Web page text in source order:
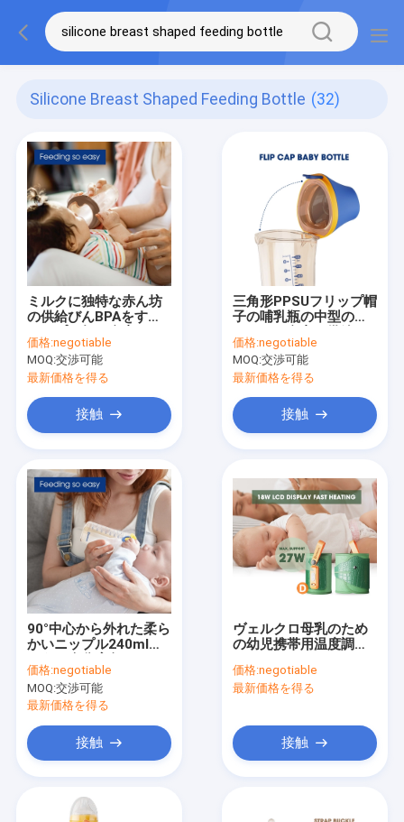
Silicone Breast Shaped Feeding Bottle (32)
ミルクに独特な赤ん坊
の供給びんBPAをする
150ml三角形の形
価格:negotiable
MOQ:交渉可能
最新価格を得る
接触
三角形PPSUフリップ帽
子の哺乳瓶の中型の流
ん
価格:negotiable
MOQ:交渉可能
最新価格を得る
接触
90°中心から外れた柔ら
かいニップル240mlの
プ帽子の哺乳瓶胸
価格:negotiable
MOQ:交渉可能
最新価格を得る
接触
ヴェルクロ母乳のため
の幼児携帯用温度調整
価格:negotiable
最新価格を得る
接触